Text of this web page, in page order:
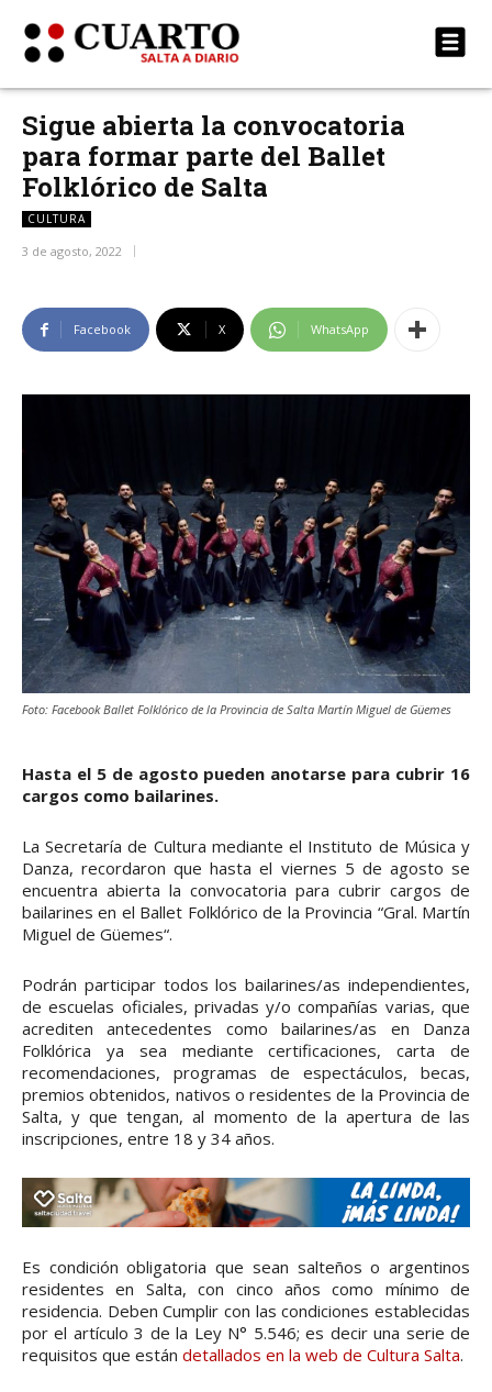
Sigue abierta la convocatoria
para formar parte del Ballet
Folklórico de Salta
CULTURA
3 de agosto, 2022
Facebook X WhatsApp
Foto: Facebook Ballet Folklórico de la Provincia de Salta Martín Miguel de Güemes
Hasta el 5 de agosto pueden anotarse para cubrir 16
cargos como bailarines.
La Secretaría de Cultura mediante el Instituto de Música y
Danza, recordaron que hasta el viernes 5 de agosto se
encuentra abierta la convocatoria para cubrir cargos de
bailarines en el Ballet Folklórico de la Provincia “Gral. Martín
Miguel de Güemes“.
Podrán participar todos los bailarines/as independientes,
de escuelas oficiales, privadas y/o compañías varias, que
acrediten antecedentes como bailarines/as en Danza
Folklórica ya sea mediante certificaciones, carta de
recomendaciones, programas de espectáculos, becas,
premios obtenidos, nativos o residentes de la Provincia de
Salta, y que tengan, al momento de la apertura de las
inscripciones, entre 18 y 34 años.
Es condición obligatoria que sean salteños o argentinos
residentes en Salta, con cinco años como mínimo de
residencia. Deben Cumplir con las condiciones establecidas
por el artículo 3 de la Ley N° 5.546; es decir una serie de
requisitos que están detallados en la web de Cultura Salta.